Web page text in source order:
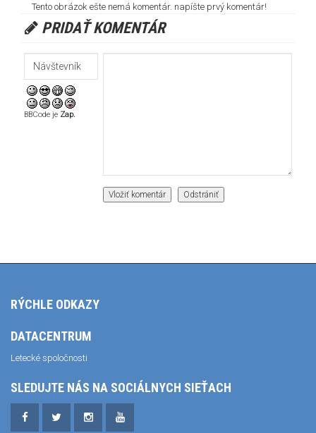
Tento obrázok ešte nemá komentár. napíšte prvý komentár!
PRIDAŤ KOMENTÁR
BBCode je Zap.
RÝCHLE ODKAZY
DATACENTRUM
Letecké spoločnosti
SLEDUJTE NÁS NA SOCIÁLNYCH SIEŤACH